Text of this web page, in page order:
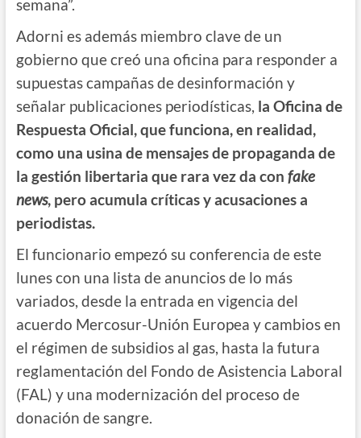
semana”.
Adorni es además miembro clave de un
gobierno que creó una oficina para responder a
supuestas campañas de desinformación y
señalar publicaciones periodísticas, la Oficina de
Respuesta Oficial, que funciona, en realidad,
como una usina de mensajes de propaganda de
la gestión libertaria que rara vez da con fake
news, pero acumula críticas y acusaciones a
periodistas.
El funcionario empezó su conferencia de este
lunes con una lista de anuncios de lo más
variados, desde la entrada en vigencia del
acuerdo Mercosur-Unión Europea y cambios en
el régimen de subsidios al gas, hasta la futura
reglamentación del Fondo de Asistencia Laboral
(FAL) y una modernización del proceso de
donación de sangre.